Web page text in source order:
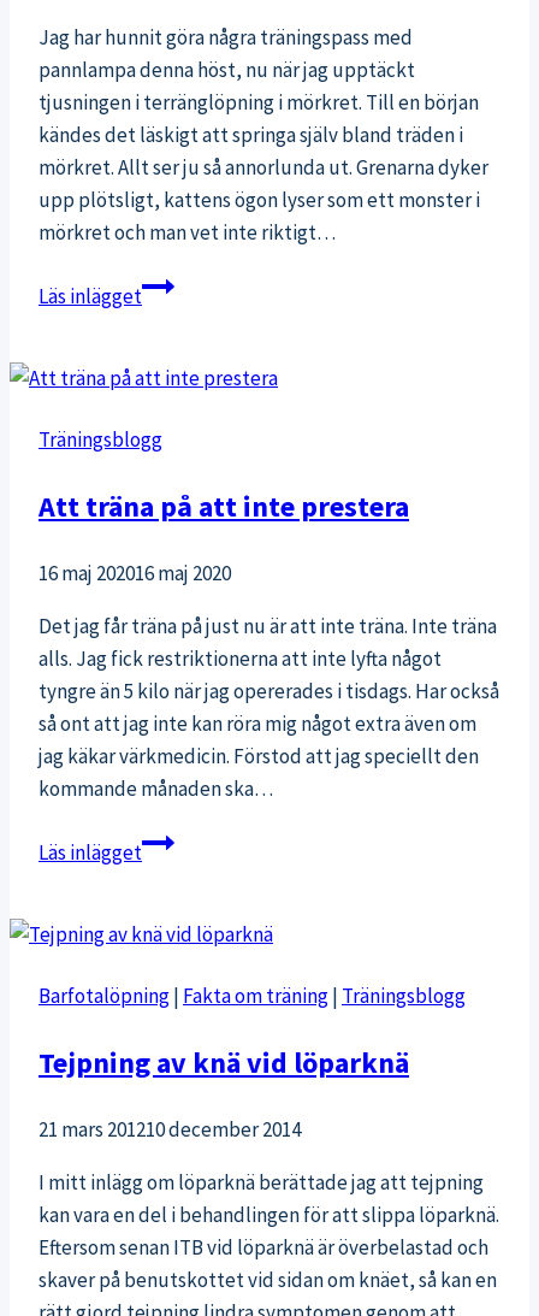
Jag har hunnit göra några träningspass med
pannlampa denna höst, nu när jag upptäckt
tjusningen i terränglöpning i mörkret. Till en början
kändes det läskigt att springa själv bland träden i
mörkret. Allt ser ju så annorlunda ut. Grenarna dyker
upp plötsligt, kattens ögon lyser som ett monster i
mörkret och man vet inte riktigt…
Läs inläggetTerränglöpning
Träningsblogg
Att träna på att inte prestera
16 maj 202016 maj 2020
Det jag får träna på just nu är att inte träna. Inte träna
alls. Jag fick restriktionerna att inte lyfta något
tyngre än 5 kilo när jag opererades i tisdags. Har också
så ont att jag inte kan röra mig något extra även om
jag käkar värkmedicin. Förstod att jag speciellt den
kommande månaden ska…
Läs inläggetAtt
att
prestera
Barfotalöpning| Fakta om träning| Träningsblogg
Tejpning av knä vid löparknä
21 mars 201210 december 2014
I mitt inlägg om löparknä berättade jag att tejpning
kan vara en del i behandlingen för att slippa löparknä.
Eftersom senan ITB vid löparknä är överbelastad och
skaver på benutskottet vid sidan om knäet, så kan en